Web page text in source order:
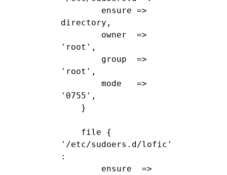
directory,
'root',
'root',
'0755',
'/etc/sudoers.d/lofic'
: